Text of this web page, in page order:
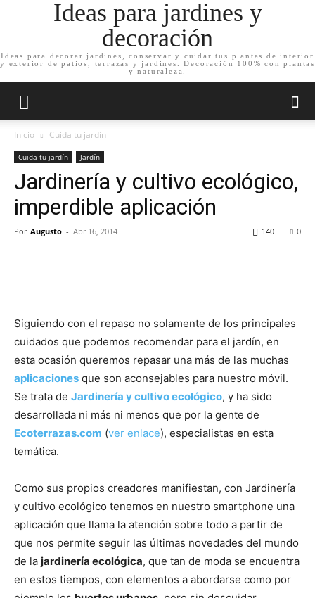
Ideas para jardines y
decoración
Ideas para decorar jardines, conservar y cuidar tus plantas de interior
y exterior de patios, terrazas y jardines. Decoración 100% con plantas
y naturaleza.
Inicio Cuida tu jardín
Cuida tu jardín Jardín
Jardinería y cultivo ecológico,
imperdible aplicación
Por Augusto - Abr 16, 2014 0
140
Siguiendo con el repaso no solamente de los principales
cuidados que podemos recomendar para el jardín, en
esta ocasión queremos repasar una más de las muchas
aplicaciones que son aconsejables para nuestro móvil.
Se trata de Jardinería y cultivo ecológico, y ha sido
desarrollada ni más ni menos que por la gente de
Ecoterrazas.com (ver enlace), especialistas en esta
temática.
Como sus propios creadores manifiestan, con Jardinería
y cultivo ecológico tenemos en nuestro smartphone una
aplicación que llama la atención sobre todo a partir de
que nos permite seguir las últimas novedades del mundo
de la jardinería ecológica, que tan de moda se encuentra
en estos tiempos, con elementos a abordarse como por